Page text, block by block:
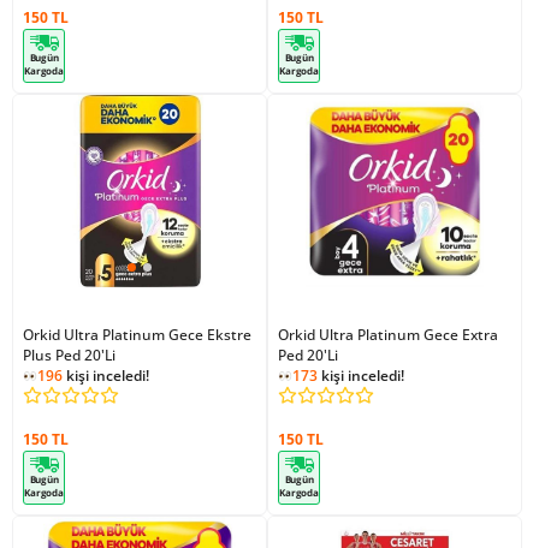
150 TL
Bugün
Kargoda
150 TL
Bugün
Kargoda
Orkid Ultra Platinum Gece Ekstre
Plus Ped 20'Li
196 kişi inceledi!
150 TL
Bugün
Kargoda
Orkid Ultra Platinum Gece Extra
Ped 20'Li
173 kişi inceledi!
150 TL
Bugün
Kargoda